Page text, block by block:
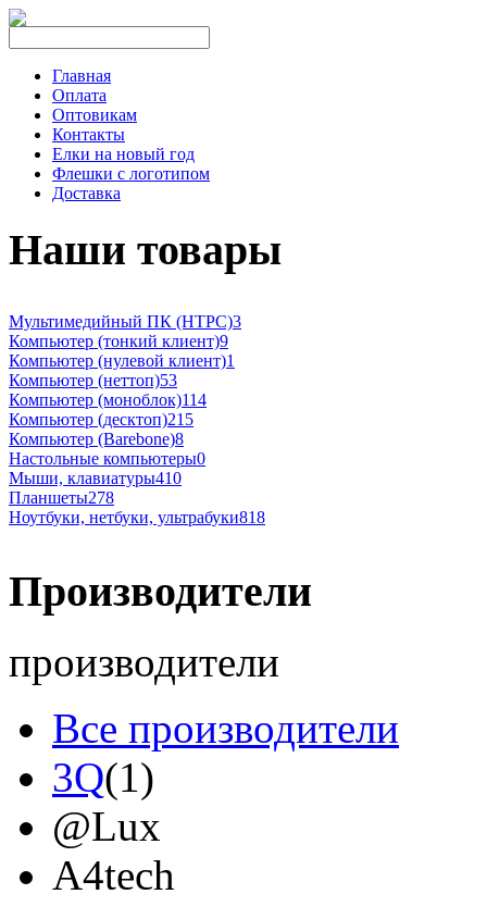
Главная
Оплата
Оптовикам
Контакты
Елки на новый год
Флешки с логотипом
Доставка
Наши товары
Мультимедийный ПК (HTPC)3
Компьютер (тонкий клиент)9
Компьютер (нулевой клиент)1
Компьютер (неттоп)53
Компьютер (моноблок)114
Компьютер (десктоп)215
Компьютер (Barebone)8
Настольные компьютеры0
Мыши, клавиатуры410
Планшеты278
Ноутбуки, нетбуки, ультрабуки818
Производители
производители
Все производители
3Q(1)
@Lux
A4tech